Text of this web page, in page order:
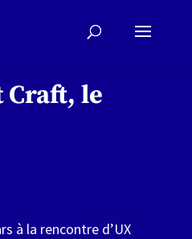
Craft, le
à la rencontre d’UX